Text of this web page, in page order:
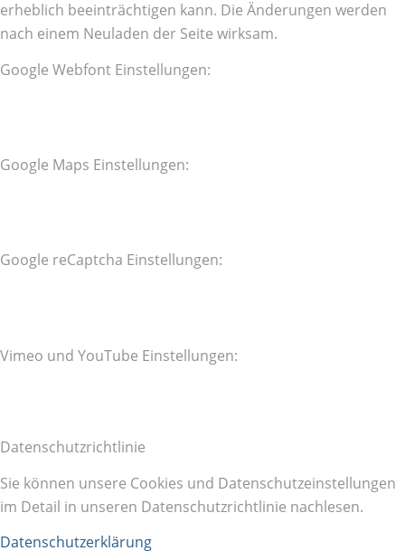
erheblich beeinträchtigen kann. Die Änderungen werden
nach einem Neuladen der Seite wirksam.
Google Webfont Einstellungen:
Google Maps Einstellungen:
Google reCaptcha Einstellungen:
Vimeo und YouTube Einstellungen:
Datenschutzrichtlinie
Sie können unsere Cookies und Datenschutzeinstellungen
im Detail in unseren Datenschutzrichtlinie nachlesen.
Datenschutzerklärung